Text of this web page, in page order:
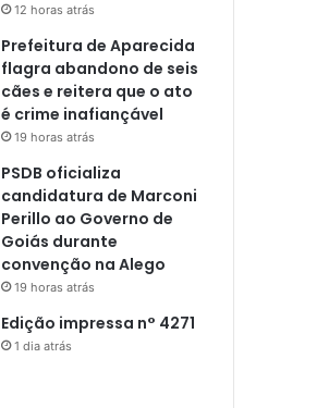
12 horas atrás
Prefeitura de Aparecida
flagra abandono de seis
cães e reitera que o ato
é crime inafiançável
19 horas atrás
PSDB oficializa
candidatura de Marconi
Perillo ao Governo de
Goiás durante
convenção na Alego
19 horas atrás
Edição impressa n° 4271
1 dia atrás